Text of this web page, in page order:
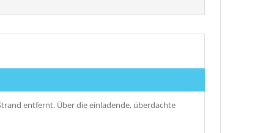
entfernt. Über die einladende, überdachte